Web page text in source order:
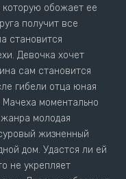
которую обожает ее
получит все
становится
Девочка хочет
сам становится
гибели отца юная
Мачеха моментально
молодая
жизненный
дом. Удастся ли ей
не укрепляет